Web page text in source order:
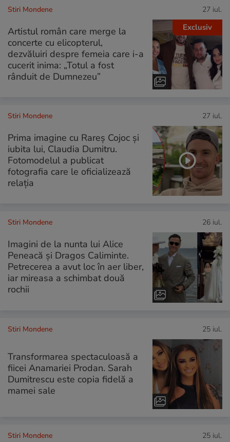
Exclusiv
Stiri Mondene 27 iul.
Artistul român care merge la
concerte cu elicopterul,
dezvăluiri despre femeia care i-a
cucerit inima: „Totul a fost
rânduit de Dumnezeu”
Stiri Mondene 27 iul.
Prima imagine cu Rareș Cojoc și
iubita lui, Claudia Dumitru.
Fotomodelul a publicat
fotografia care le oficializează
relația
Stiri Mondene 26 iul.
Imagini de la nunta lui Alice
Peneacă și Dragos Caliminte.
Petrecerea a avut loc în aer liber,
iar mireasa a schimbat două
rochii
Stiri Mondene 25 iul.
Transformarea spectaculoasă a
fiicei Anamariei Prodan. Sarah
Dumitrescu este copia fidelă a
mamei sale
Stiri Mondene 25 iul.